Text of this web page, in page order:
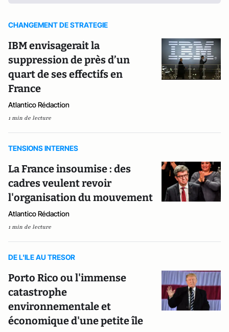
CHANGEMENT DE STRATEGIE
IBM envisagerait la
suppression de près d’un
quart de ses effectifs en
France
Atlantico Rédaction
1 min de lecture
TENSIONS INTERNES
La France insoumise : des
cadres veulent revoir
l'organisation du mouvement
Atlantico Rédaction
1 min de lecture
DE L'ILE AU TRESOR
Porto Rico ou l'immense
catastrophe
environnementale et
économique d'une petite île